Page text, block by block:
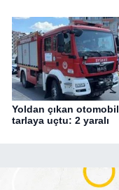
Yoldan çıkan otomobil
tarlaya uçtu: 2 yaralı